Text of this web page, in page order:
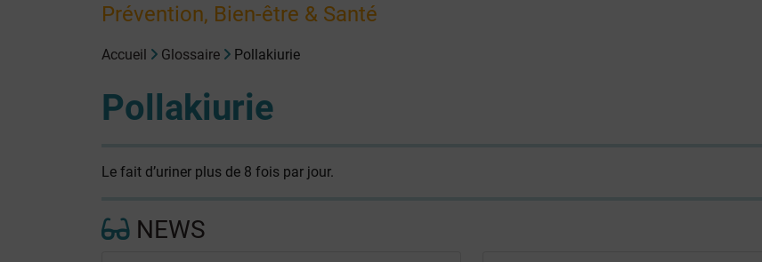
Prévention, Bien-être & Santé
Accueil Glossaire Pollakiurie
Pollakiurie
Le fait d’uriner plus de 8 fois par jour.
NEWS